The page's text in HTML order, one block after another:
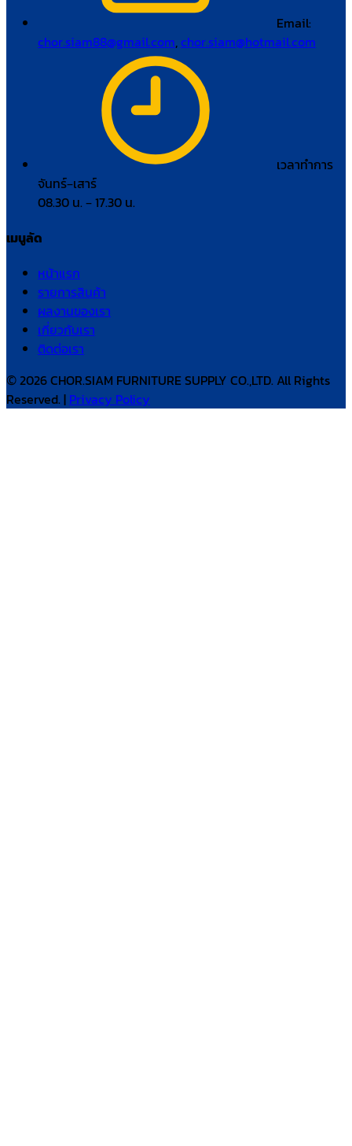
Email:
chor.siam88@gmail.com,chor.siam@hotmail.com
เวลาทำการ
จันทร์–เสาร์
08.30 น. – 17.30 น.
เมนูลัด
หน้าแรก
รายการสินค้า
ผลงานของเรา
เกี่ยวกับเรา
ติดต่อเรา
© 2026 CHOR.SIAM FURNITURE SUPPLY CO.,LTD. All Rights
Reserved. | Privacy Policy